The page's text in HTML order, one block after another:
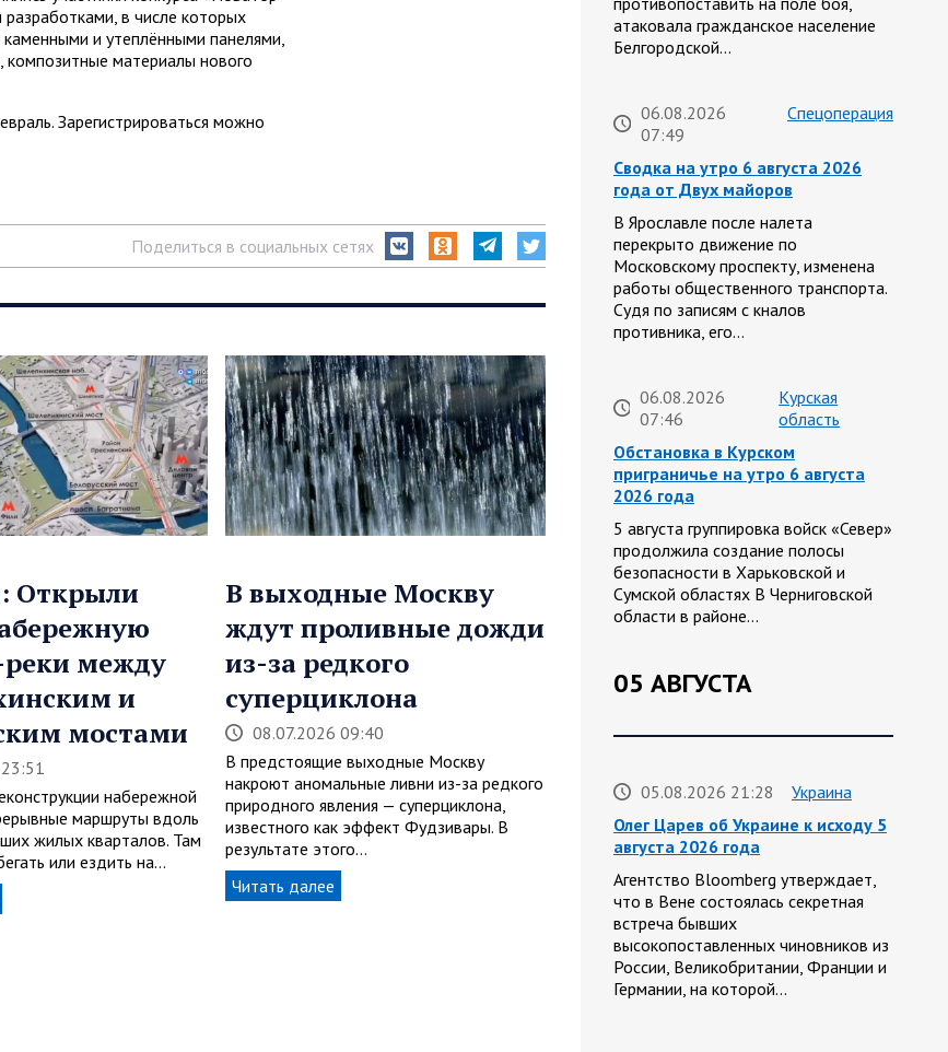
в числе которых
и утеплёнными панелями,
композитные материалы нового
Зарегистрироваться можно
Поделиться в социальных сетях
Открыли
между
и
мостами
набережной
маршруты вдоль
жилых кварталов. Там
или ездить на…
В выходные Москву
ждут проливные дожди
из-за редкого
суперциклона
08.07.2026 09:40
В предстоящие выходные Москву
накроют аномальные ливни из-за редкого
природного явления — суперциклона,
известного как эффект Фудзивары. В
результате этого…
Читать далее
атаковала гражданское население
Белгородской…
06.08.2026
07:49
Спецоперация
Сводка на утро 6 августа 2026
года от Двух майоров
В Ярославле после налета
перекрыто движение по
Московскому проспекту, изменена
работы общественного транспорта.
Судя по записям с кналов
противника, его…
06.08.2026
07:46
Курская
область
Обстановка в Курском
приграничье на утро 6 августа
2026 года
5 августа группировка войск «Север»
продолжила создание полосы
безопасности в Харьковской и
Сумской областях В Черниговской
области в районе…
05 АВГУСТА
05.08.2026 21:28
Украина
Олег Царев об Украине к исходу 5
августа 2026 года
Агентство Bloomberg утверждает,
что в Вене состоялась секретная
встреча бывших
высокопоставленных чиновников из
России, Великобритании, Франции и
Германии, на которой…